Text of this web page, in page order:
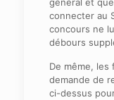
connecter au
concours ne
débours
De même, les
demande de
ci-dessus